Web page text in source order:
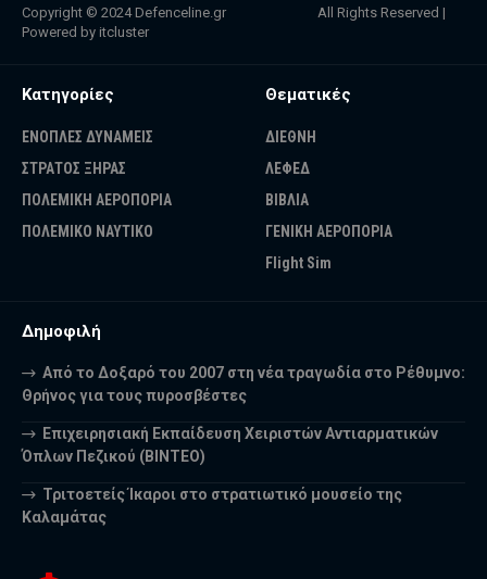
Copyright © 2024 Defenceline.gr All Rights Reserved |
Powered by itcluster
Κατηγορίες
ΕΝΟΠΛΕΣ ΔΥΝΑΜΕΙΣ
ΣΤΡΑΤΟΣ ΞΗΡΑΣ
ΠΟΛΕΜΙΚΗ ΑΕΡΟΠΟΡΙΑ
ΠΟΛΕΜΙΚΟ ΝΑΥΤΙΚΟ
Θεματικές
ΔΙΕΘΝΗ
ΛΕΦΕΔ
ΒΙΒΛΙΑ
ΓΕΝΙΚΗ ΑΕΡΟΠΟΡΙΑ
Flight Sim
Δημοφιλή
Από το Δοξαρό του 2007 στη νέα τραγωδία στο Ρέθυμνο:
Θρήνος για τους πυροσβέστες
Επιχειρησιακή Εκπαίδευση Χειριστών Αντιαρματικών
Όπλων Πεζικού (ΒΙΝΤΕΟ)
Τριτοετείς Ίκαροι στο στρατιωτικό μουσείο της
Καλαμάτας